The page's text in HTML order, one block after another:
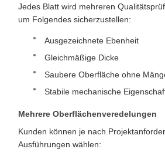
Jedes Blatt wird mehreren
um Folgendes sicherzustellen:
Ausgezeichnete Ebenheit
Gleichmäßige Dicke
Saubere Oberfläche ohne
Stabile mechanische
Mehrere Oberflächenveredelungen
Kunden können je nach
Ausführungen wählen: